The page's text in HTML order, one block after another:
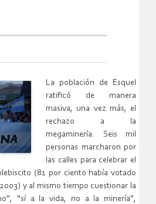
La población de Esquel
ratificó de manera
masiva, una vez más, el
rechazo a la
megaminería. Seis mil
personas marcharon por
las calles para celebrar el
(81 por ciento había votado
y al mismo tiempo cuestionar la
“sí a la vida, no a la minería”,